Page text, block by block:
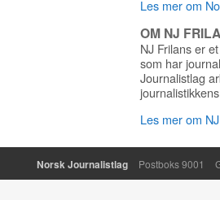
Les mer om
OM NJ
NJ Frilans er
som har
Journalistlag
Les mer om
Norsk Journalistlag Postboks 9001